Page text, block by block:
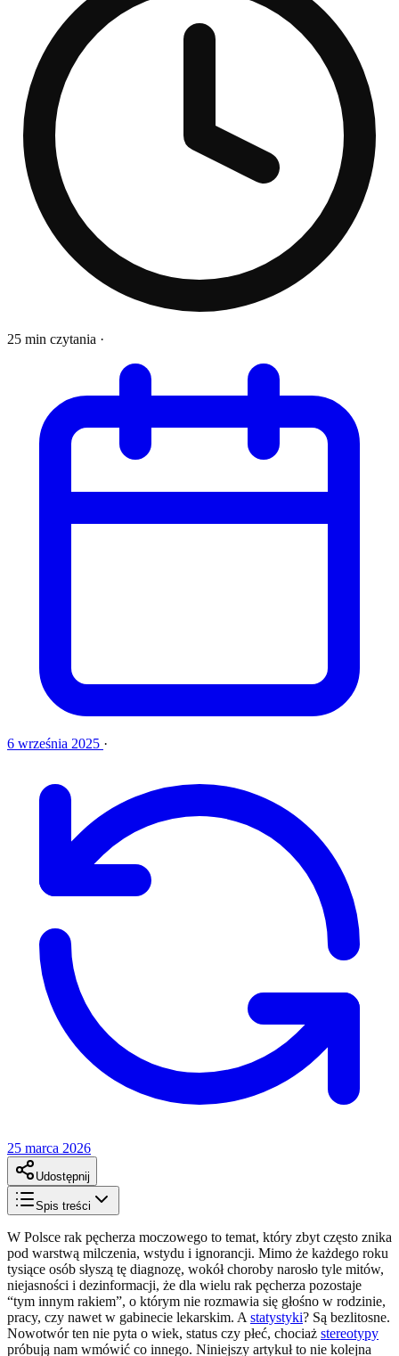
25 min czytania ·
6 września 2025 ·
25 marca 2026
Udostępnij
Spis treści
W Polsce rak pęcherza moczowego to temat, który zbyt często znika
pod warstwą milczenia, wstydu i ignorancji. Mimo że każdego roku
tysiące osób słyszą tę diagnozę, wokół choroby narosło tyle mitów,
niejasności i dezinformacji, że dla wielu rak pęcherza pozostaje
“tym innym rakiem”, o którym nie rozmawia się głośno w rodzinie,
pracy, czy nawet w gabinecie lekarskim. A statystyki? Są bezlitosne.
Nowotwór ten nie pyta o wiek, status czy płeć, chociaż stereotypy
próbują nam wmówić co innego. Niniejszy artykuł to nie kolejna